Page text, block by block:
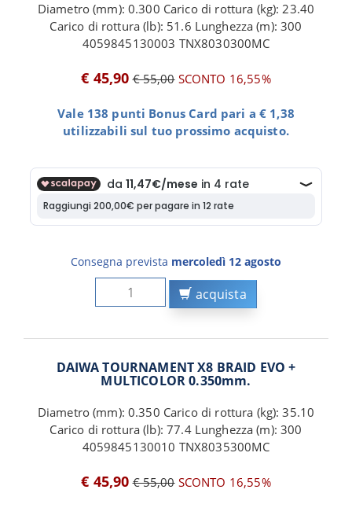
Diametro (mm): 0.300 Carico di rottura (kg): 23.40
Carico di rottura (lb): 51.6 Lunghezza (m): 300
4059845130003 TNX8030300MC
€ 45,90 € 55,00SCONTO 16,55%
Vale 138 punti Bonus Card pari a € 1,38
utilizzabili sul tuo prossimo acquisto.
Consegna prevista mercoledì 12 agosto
acquista
DAIWA TOURNAMENT X8 BRAID EVO +
MULTICOLOR 0.350mm.
Diametro (mm): 0.350 Carico di rottura (kg): 35.10
Carico di rottura (lb): 77.4 Lunghezza (m): 300
4059845130010 TNX8035300MC
€ 45,90 € 55,00SCONTO 16,55%